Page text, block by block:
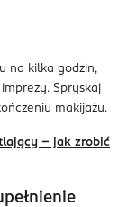
na kilka godzin,
Spryskaj
makijażu.
- jak zrobić